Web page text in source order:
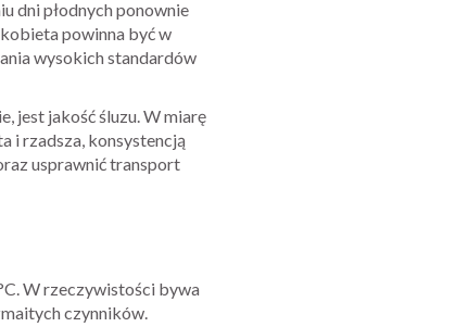
dni płodnych ponownie
powinna być w
wysokich standardów
jest jakość śluzu. W miarę
i rzadsza, konsystencją
usprawnić transport
W rzeczywistości bywa
czynników.